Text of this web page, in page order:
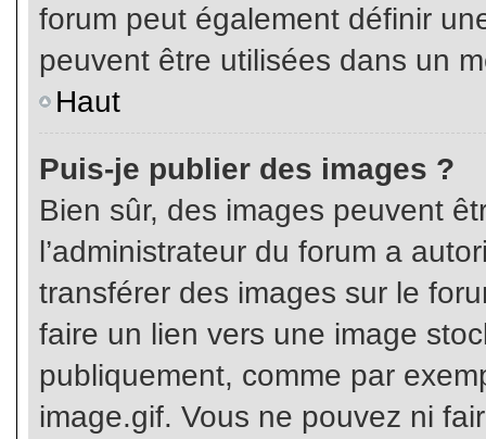
forum peut également définir
peuvent être utilisées dans un
Haut
Puis-je publier des images ?
Bien sûr, des images peuvent
l’administrateur du forum a
transférer des images sur le
faire un lien vers une image
publiquement, comme par
image.gif. Vous ne pouvez ni